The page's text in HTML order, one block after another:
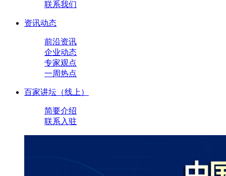
联系我们
资讯动态
前沿资讯
企业动态
专家观点
一周热点
百家讲坛（线上）
简要介绍
联系入驻